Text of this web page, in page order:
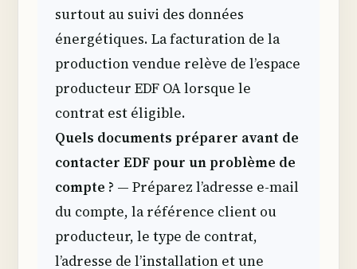
surtout au suivi des données
énergétiques. La facturation de la
production vendue relève de l’espace
producteur EDF OA lorsque le
contrat est éligible.
Quels documents préparer avant de
contacter EDF pour un problème de
compte ? — Préparez l’adresse e-mail
du compte, la référence client ou
producteur, le type de contrat,
l’adresse de l’installation et une